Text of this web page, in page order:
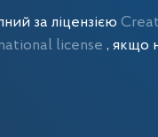
за ліцензією
license, якщо